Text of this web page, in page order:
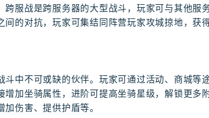
跨服战是跨服务器的大型战斗，玩家可与其他服
间的对抗，玩家可集结同阵营玩家攻城掠地，获
斗中不可或缺的伙伴。玩家可通过活动、商城等
增加坐骑属性，进阶可提高坐骑星级，解锁更多
加伤害、提供护盾等。